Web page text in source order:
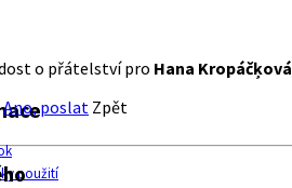
použití
o přátelství pro Hana Kropáčķová
Ano, poslat Zpět